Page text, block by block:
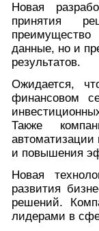
Новая
принятия
данные, но и
результатов.
Ожидается,
финансовом
Также
автоматизации
и повышения
Новая
развития
решений.
лидерами в